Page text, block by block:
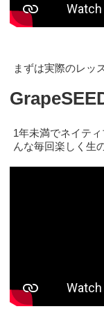
まずは実際のレッ
1年未満でネイテ
んな毎回楽しく生